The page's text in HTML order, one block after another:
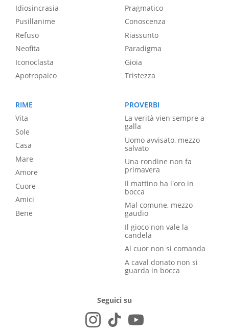
Idiosincrasia
Pusillanime
Refuso
Neofita
Iconoclasta
Apotropaico
Pragmatico
Conoscenza
Riassunto
Paradigma
Gioia
Tristezza
RIME
Vita
Sole
Casa
Mare
Amore
Cuore
Amici
Bene
PROVERBI
La verità vien sempre a
galla
Uomo avvisato, mezzo
salvato
Una rondine non fa
primavera
Il mattino ha l'oro in
bocca
Mal comune, mezzo
gaudio
Il gioco non vale la
candela
Al cuor non si comanda
A caval donato non si
guarda in bocca
Seguici su